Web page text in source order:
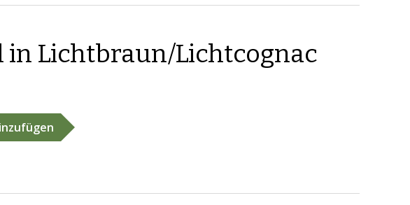
Lichtbraun/Lichtcognac